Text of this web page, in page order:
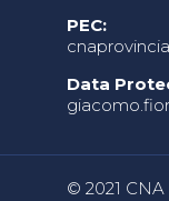
PEC:
Data
© 2021